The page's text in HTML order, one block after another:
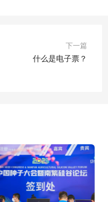
下一篇
什么是电子票？